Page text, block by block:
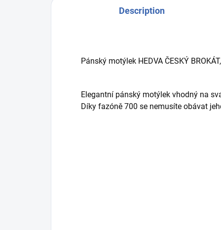
Description
Pánský motýlek HEDVA ČESKÝ
Elegantní pánský motýlek vhodný na
Díky fazóně 700 se nemusíte obávat